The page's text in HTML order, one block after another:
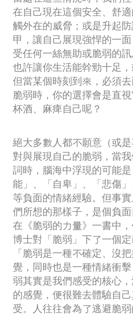
在自己現在這個安全、舒
觸外在的威脅；或是升起
甲，讓自己展現強悍的一
受任何一絲無助或脆弱的
也許讓你生活能幹勁十足，
但當某個時刻到來，必須
脆弱時，你的選擇會是直
杯酒、麻痺自己呢？
絕大多數人都不願意（或
對與展現自己的脆弱，當
詞時，腦海中浮現的可能
能」、「自卑」、「悲傷
等負面的情緒經驗。但事
們所想的那樣子，是個負面
在《脆弱的力量》一書中，
博士對「脆弱」下了一個定
「脆弱是一種不確定、沒
覺，同時也是一種情緒衝
弱其實是我們感受的核心
的感覺，便很難去體驗自
受。人往往會為了逃避脆